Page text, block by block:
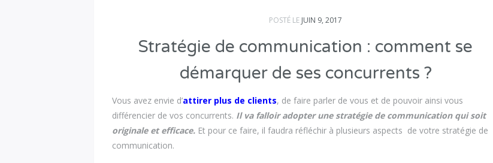
POSTÉ LE JUIN 9, 2017
Stratégie de communication : comment se
démarquer de ses concurrents ?
Vous avez envie d’attirer plus de clients, de faire parler de vous et de pouvoir ainsi vous
différencier de vos concurrents. Il va falloir adopter une stratégie de communication qui soit
originale et efficace. Et pour ce faire, il faudra réfléchir à plusieurs aspects de votre stratégie de
communication.